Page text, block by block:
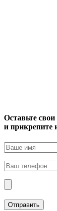
Оставьте
и прикрепите